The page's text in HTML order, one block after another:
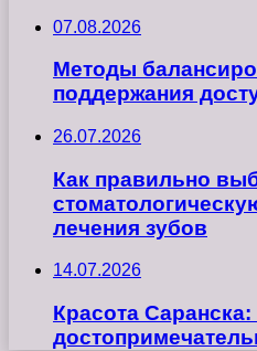
07.08.2026
Методы
поддержания
26.07.2026
Как правильно
лечения зубов
14.07.2026
Красота